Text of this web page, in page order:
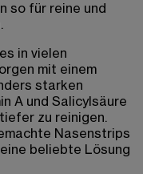
so für reine und
in vielen
mit einem
starken
A und Salicylsäure
zu reinigen.
Nasenstrips
beliebte Lösung